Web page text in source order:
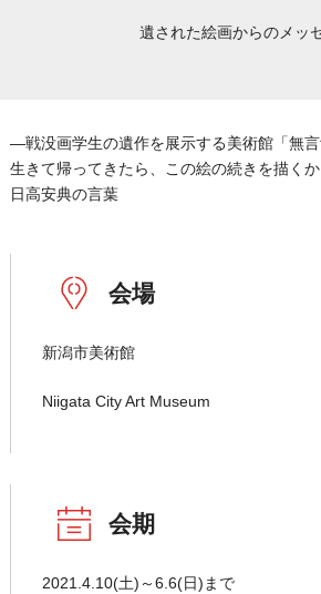
遺された絵画からのメッ
―戦没画学生の遺作を展示する美術館「無
生きて帰ってきたら、この絵の続きを描くか
日高安典の言葉
会場
新潟市美術館
Niigata City Art Museum
会期
2021.4.10(土)～6.6(日)まで